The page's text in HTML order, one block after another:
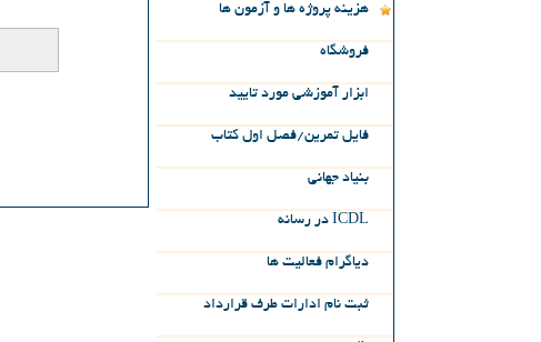
هزینه پروژه ها و آزمون ها
فروشگاه
ابزار آموزشی مورد تایید
فایل تمرین/فصل اول کتاب
بنیاد جهانی
در رسانه ICDL
دیاگرام فعالیت ها
ثبت‌ نام‌ ادارات‌ طرف‌ قرارداد